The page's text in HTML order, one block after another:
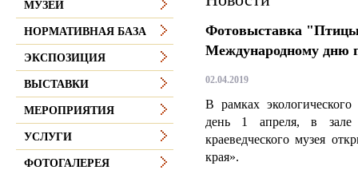
Фотовыставка
Международному дню
02.04.2019
В рамках
день 1 апреля, в зале
краеведческого музея
края».
МУЗЕЙ
НОРМАТИВНАЯ БАЗА
ЭКСПОЗИЦИЯ
ВЫСТАВКИ
МЕРОПРИЯТИЯ
УСЛУГИ
ФОТОГАЛЕРЕЯ